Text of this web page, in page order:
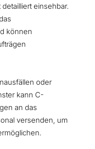
einsehbar.
können
oder
kann C-
an das
versenden, um